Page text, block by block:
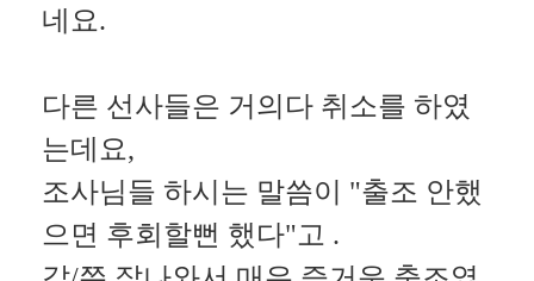
네요.
다른 선사들은 거의다 취소를 하였
는데요,
조사님들 하시는 말씀이 "출조 안했
으면 후회할뻔 했다"고 .